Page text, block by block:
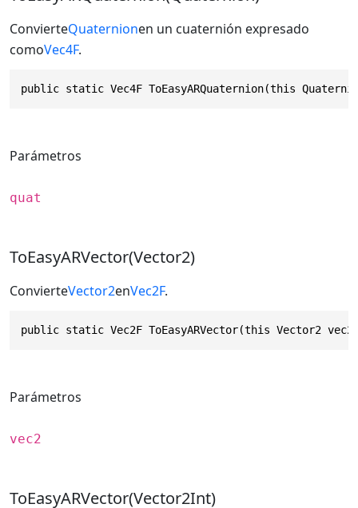
ConvierteQuaternionen un cuaternión expresado
comoVec4F.
public static Vec4F ToEasyARQuaternion(this
Parámetros
quat
ToEasyARVector(Vector2)
ConvierteVector2enVec2F.
public static Vec2F ToEasyARVector(this Vector2
Parámetros
vec2
ToEasyARVector(Vector2Int)